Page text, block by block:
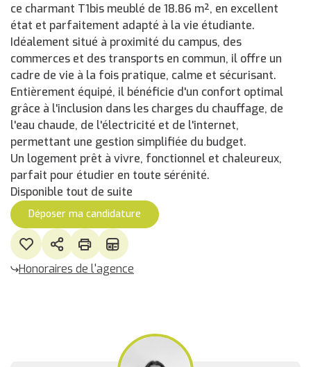
ce charmant T1bis meublé de 18.86 m², en excellent
état et parfaitement adapté à la vie étudiante.
Idéalement situé à proximité du campus, des
commerces et des transports en commun, il offre un
cadre de vie à la fois pratique, calme et sécurisant.
Entièrement équipé, il bénéficie d'un confort optimal
grâce à l'inclusion dans les charges du chauffage, de
l'eau chaude, de l'électricité et de l'internet,
permettant une gestion simplifiée du budget.
Un logement prêt à vivre, fonctionnel et chaleureux,
parfait pour étudier en toute sérénité.
Disponible tout de suite
Déposer ma candidature
Honoraires de l'agence